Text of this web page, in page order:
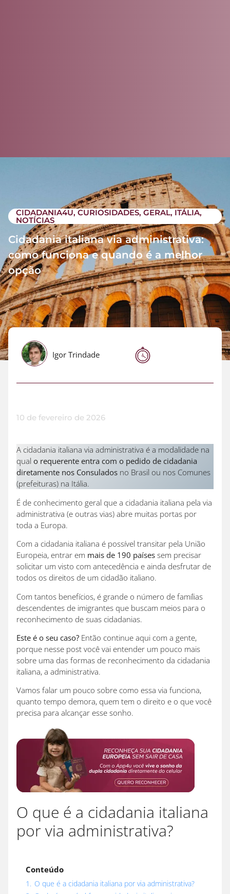
CIDADANIA4U, CURIOSIDADES, GERAL, ITÁLIA,
NOTÍCIAS
Cidadania italiana via administrativa:
como funciona e quando é a melhor
opção
Igor Trindade
10 de fevereiro de 2026
A cidadania italiana via administrativa é a modalidade na
qual o requerente entra com o pedido de cidadania
diretamente nos Consulados no Brasil ou nos Comunes
(prefeituras) na Itália.
É de conhecimento geral que a cidadania italiana pela via
administrativa (e outras vias) abre muitas portas por
toda a Europa.
Com a cidadania italiana é possível transitar pela União
Europeia, entrar em mais de 190 países sem precisar
solicitar um visto com antecedência e ainda desfrutar de
todos os direitos de um cidadão italiano.
Com tantos benefícios, é grande o número de famílias
descendentes de imigrantes que buscam meios para o
reconhecimento de suas cidadanias.
Este é o seu caso? Então continue aqui com a gente,
porque nesse post você vai entender um pouco mais
sobre uma das formas de reconhecimento da cidadania
italiana, a administrativa.
Vamos falar um pouco sobre como essa via funciona,
quanto tempo demora, quem tem o direito e o que você
precisa para alcançar esse sonho.
O que é a cidadania italiana
por via administrativa?
Conteúdo
1. O que é a cidadania italiana por via administrativa?